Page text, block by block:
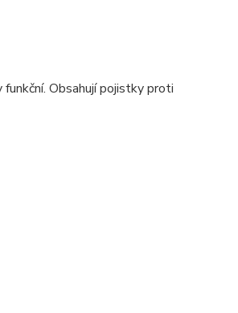
Obsahují pojistky proti